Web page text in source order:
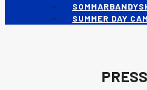
SUMMER DAY
PRESS